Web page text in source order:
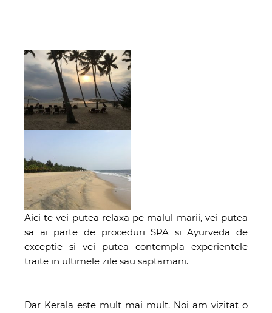
Aici te vei putea relaxa pe malul marii, vei putea
sa ai parte de proceduri SPA si Ayurveda de
exceptie si vei putea contempla experientele
traite in ultimele zile sau saptamani.
Dar Kerala este mult mai mult. Noi am vizitat o